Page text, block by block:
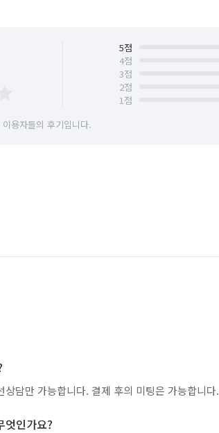
5점
4점
3점
2점
1점
용자들의 후기입니다.
상담만 가능합니다. 결제 후의 미팅은 가능합니다.
엇인가요?